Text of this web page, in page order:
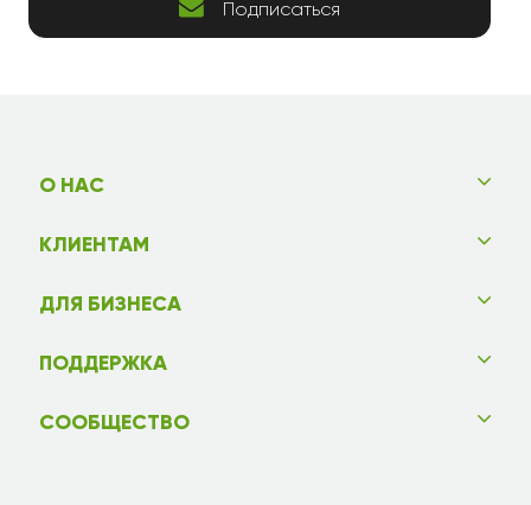
Подписаться
О НАС
КЛИЕНТАМ
ДЛЯ БИЗНЕСА
ПОДДЕРЖКА
СООБЩЕСТВО